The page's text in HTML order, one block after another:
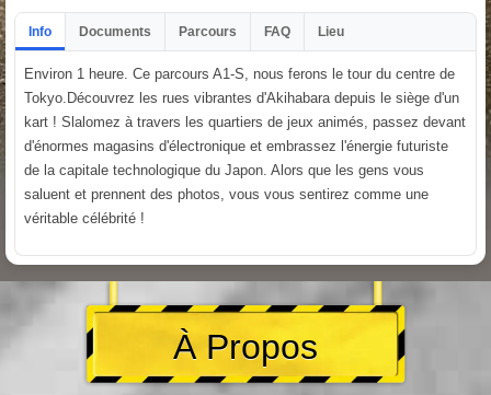
Info Documents Parcours FAQ Lieu
Environ 1 heure. Ce parcours A1-S, nous ferons le tour du centre de
Tokyo.Découvrez les rues vibrantes d'Akihabara depuis le siège d'un
kart ! Slalomez à travers les quartiers de jeux animés, passez devant
d'énormes magasins d'électronique et embrassez l'énergie futuriste
de la capitale technologique du Japon. Alors que les gens vous
saluent et prennent des photos, vous vous sentirez comme une
véritable célébrité !
À Propos